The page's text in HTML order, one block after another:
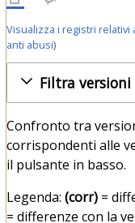
Visualizza i registri relativi
anti abusi)
Filtra versioni
Confronto tra
corrispondenti alle
il pulsante in basso.
Legenda: (corr)=
= differenze con la